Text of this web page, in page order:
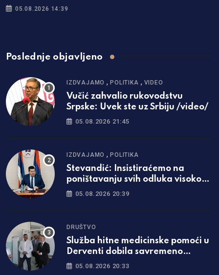
05.08.2026 14:39
Poslednje objavljeno
IZDVAJAMO ,POLITIKA , VIDEO
Vučić zahvalio rukovodstvu
Srpske: Uvek ste uz Srbiju /video/
05.08.2026 21:45
IZDVAJAMO ,POLITIKA
Stevandić: Insistiraćemo na
poništavanju svih odluka visokog
predstavnika
05.08.2026 20:39
DRUŠTVO
Služba hitne medicinske pomoći u
Derventi dobila savremeno
opremljen prostor
05.08.2026 20:33